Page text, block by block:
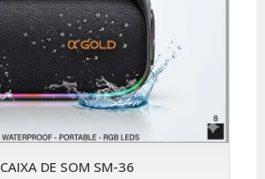
CAIXA DE SOM SM-36